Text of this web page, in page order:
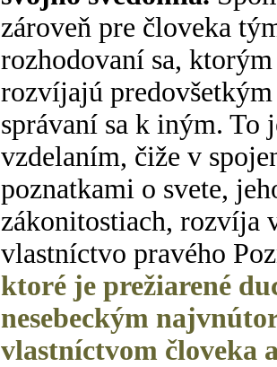
zároveň pre človeka
rozhodovaní sa,
rozvíjajú
správaní sa k iným. To
vzdelaním, čiže v
poznatkami o svete,
zákonitostiach, rozvíja
vlastníctvo pravého
ktoré je prežiarené
nesebeckým
vlastníctvom človeka